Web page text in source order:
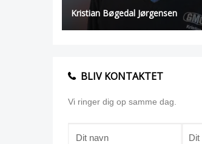
Kristian Bøgedal Jørgensen
BLIV KONTAKTET
Vi ringer dig op samme dag.